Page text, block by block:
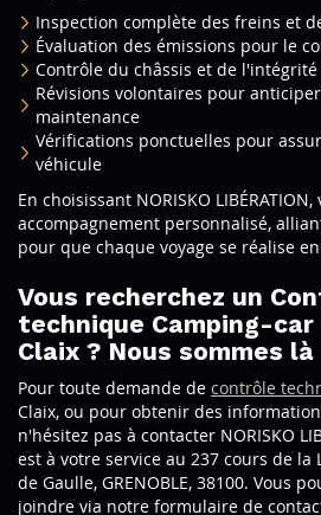
Inspection complète des freins et
Évaluation des émissions pour le
Contrôle du châssis et de
Révisions volontaires pour
maintenance
Vérifications ponctuelles pour
véhicule
En choisissant NORISKO
accompagnement personnalisé,
pour que chaque voyage se réalise
Vous recherchez un
technique Camping-
Claix ? Nous sommes
Pour toute demande de contrôle
Claix, ou pour obtenir des
n'hésitez pas à contacter NORISKO
est à votre service au 237 cours de
de Gaulle, GRENOBLE, 38100. Vous
joindre via notre formulaire de
Contrôle